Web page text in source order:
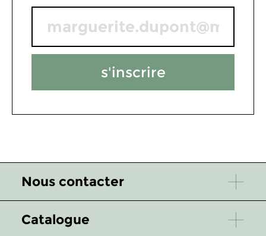
s'inscrire
Nous contacter
Catalogue